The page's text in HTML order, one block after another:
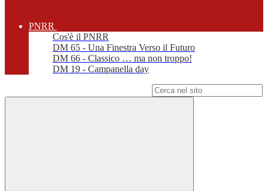
PNRR
Cos'è il PNRR
DM 65 - Una Finestra Verso il Futuro
DM 66 - Classico … ma non troppo!
DM 19 - Campanella day